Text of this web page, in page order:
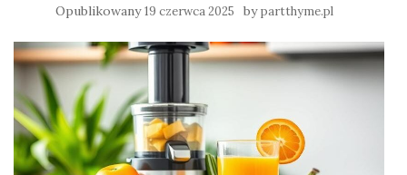
Opublikowany19 czerwca 2025 bypartthyme.pl